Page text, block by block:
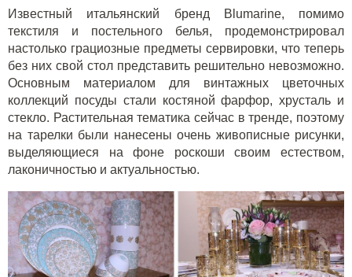
Известный итальянский бренд Blumarine, помимо
текстиля и постельного белья, продемонстрировал
настолько грациозные предметы сервировки, что теперь
без них свой стол представить решительно невозможно.
Основным материалом для винтажных цветочных
коллекций посуды стали костяной фарфор, хрусталь и
стекло. Растительная тематика сейчас в тренде, поэтому
на тарелки были нанесены очень живописные рисунки,
выделяющиеся на фоне роскоши своим естеством,
лаконичностью и актуальностью.